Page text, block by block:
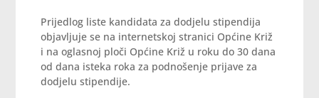
Prijedlog liste kandidata za dodjelu stipendija
objavljuje se na internetskoj stranici Općine Križ
i na oglasnoj ploči Općine Križ u roku do 30 dana
od dana isteka roka za podnošenje prijave za
dodjelu stipendije.